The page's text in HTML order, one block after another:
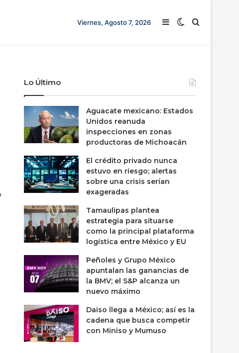
Viernes, Agosto 7, 2026 Barra lateral
Switch skin
Buscar
Lo Último
Aguacate mexicano: Estados
Unidos reanuda
inspecciones en zonas
productoras de Michoacán
El crédito privado nunca
estuvo en riesgo; alertas
sobre una crisis serían
exageradas
Tamaulipas plantea
estrategia para situarse
como la principal plataforma
logística entre México y EU
Peñoles y Grupo México
apuntalan las ganancias de
la BMV; el S&P alcanza un
nuevo máximo
Daiso llega a México; así es la
cadena que busca competir
con Miniso y Mumuso